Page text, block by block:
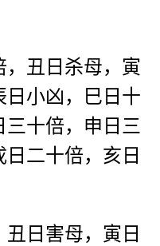
，丑日杀母，寅
日小凶，巳日十
十倍，申日三
二十倍，亥日
日害母，寅日